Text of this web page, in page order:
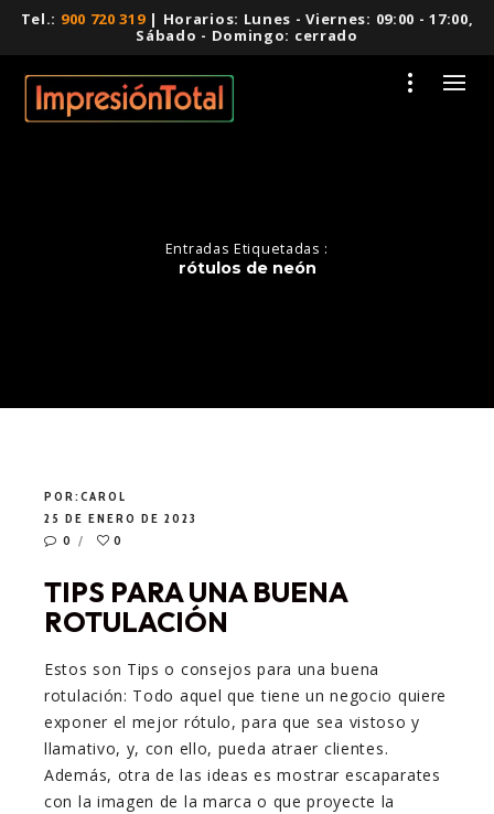
Tel.: 900 720 319| Horarios: Lunes - Viernes: 09:00 - 17:00,
Sábado - Domingo: cerrado
Entradas Etiquetadas :
rótulos de neón
POR:CAROL
25 DE ENERO DE 2023
0
0
TIPS PARA UNA BUENA
ROTULACIÓN
Estos son Tips o consejos para una buena
rotulación: Todo aquel que tiene un negocio quiere
exponer el mejor rótulo, para que sea vistoso y
llamativo, y, con ello, pueda atraer clientes.
Además, otra de las ideas es mostrar escaparates
con la imagen de la marca o que proyecte la